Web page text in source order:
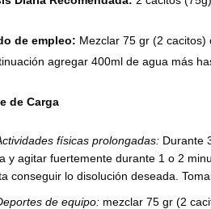
de empleo: Mezclar 75 gr (2
agregar 400ml de agua más
de Carga
físicas prolongadas: Durante
y agitar fuertemente durante 1 o 2
conseguir lo disolución deseada.
de equipo: mezclar 75 gr (2